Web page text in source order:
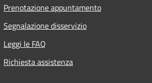
Prenotazione appuntamento
Segnalazione disservizio
Leggi le FAQ
Richiesta assistenza